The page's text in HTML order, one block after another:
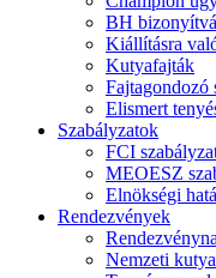
BH
Kiállításra
Kutyafajták
Fajtagondozó
Elismert
Szabályzatok
FCI
MEOESZ
Elnökségi
Rendezvények
Nemzeti